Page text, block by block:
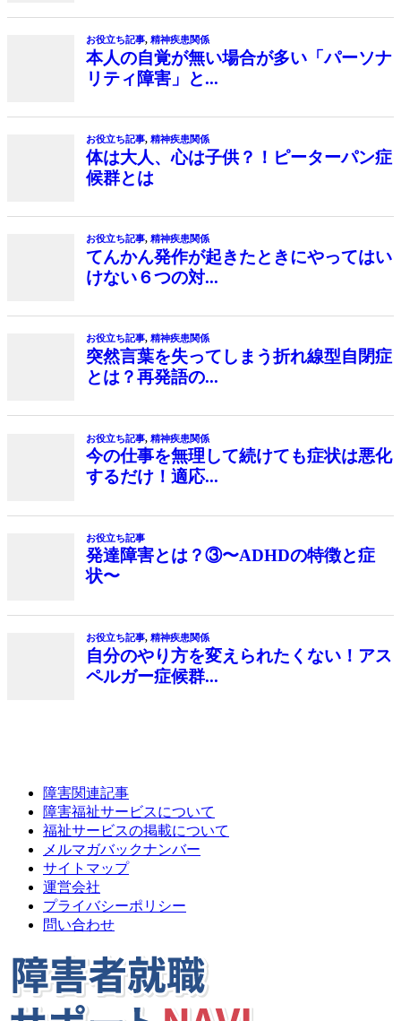
障害関連記事
障害福祉サービスについて
福祉サービスの掲載について
メルマガバックナンバー
サイトマップ
運営会社
プライバシーポリシー
問い合わせ